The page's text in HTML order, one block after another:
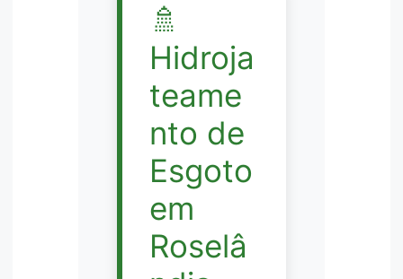
🚿
Hidroja
teame
nto de
Esgoto
em
Roselâ